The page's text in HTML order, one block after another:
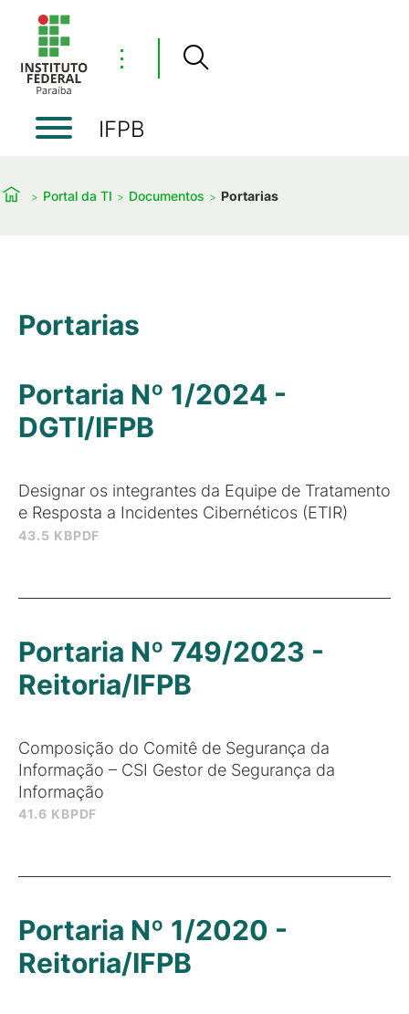
⋮
IFPB
Portal da TI Documentos Portarias
Portarias
43.5 KBPDF
Portaria Nº 1/2024 -
DGTI/IFPB
Designar os integrantes da Equipe de Tratamento
e Resposta a Incidentes Cibernéticos (ETIR)
41.6 KBPDF
Portaria Nº 749/2023 -
Reitoria/IFPB
Composição do Comitê de Segurança da
Informação – CSI Gestor de Segurança da
Informação
Portaria Nº 1/2020 -
Reitoria/IFPB